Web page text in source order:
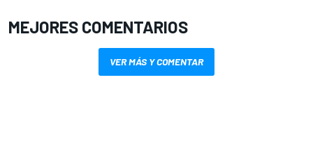
MEJORES COMENTARIOS
VER MÁS Y COMENTAR